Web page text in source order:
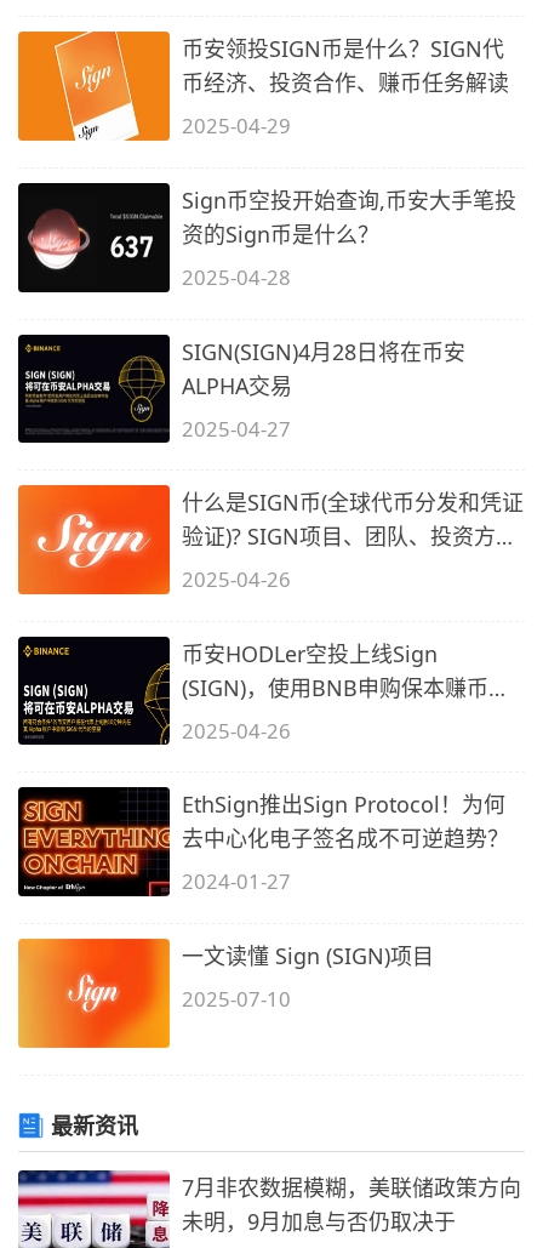
币安领投SIGN币是什么？SIGN代
币经济、投资合作、赚币任务解读
2025-04-29
Sign币空投开始查询,币安大手笔投
资的Sign币是什么？
2025-04-28
SIGN(SIGN)4月28日将在币安
ALPHA交易
2025-04-27
什么是SIGN币(全球代币分发和凭证
验证)? SIGN项目、团队、投资方介
绍
2025-04-26
币安HODLer空投上线Sign
(SIGN)，使用BNB申购保本赚币产
品，以获得SIGN
2025-04-26
EthSign推出Sign Protocol！为何
去中心化电子签名成不可逆趋势？
2024-01-27
一文读懂 Sign (SIGN)项目
2025-07-10
最新资讯
7月非农数据模糊，美联储政策方向
未明，9月加息与否仍取决于